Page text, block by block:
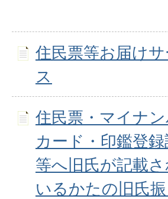
住民票等お届け
ス
住民票・マイナ
カード・印鑑登
等へ旧氏が記載さ
いるかたの旧氏